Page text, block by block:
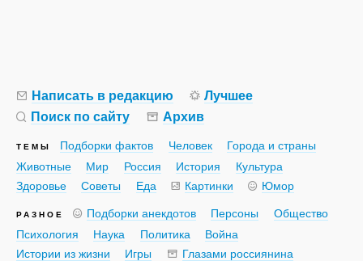
Написать в редакцию
Лучшее
Поиск по сайту
Архив
ТЕМЫ Подборки фактов Человек
Города и страны
Животные
Мир Россия История
Культура
Здоровье
Советы Еда Картинки Юмор
РАЗНОЕ Подборки анекдотов Персоны
Общество
Психология
Наука Политика
Война
Истории из жизни
Игры Глазами россиянина